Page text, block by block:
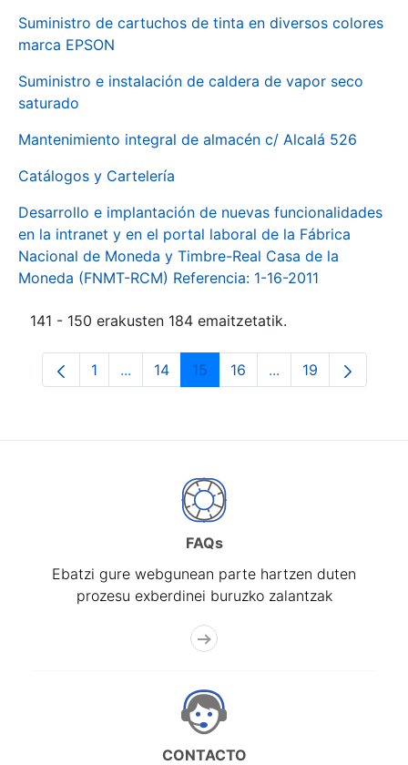
Suministro de cartuchos de tinta en diversos colores
marca EPSON
Suministro e instalación de caldera de vapor seco
saturado
Mantenimiento integral de almacén c/ Alcalá 526
Catálogos y Cartelería
Desarrollo e implantación de nuevas funcionalidades
en la intranet y en el portal laboral de la Fábrica
Nacional de Moneda y Timbre-Real Casa de la
Moneda (FNMT-RCM) Referencia: 1-16-2011
141 - 150 erakusten 184 emaitzetatik.
Orrialdea
1 ...Intermediate Pages Use TAB to navigate.
Orrialdea
14 Orrialdea
15 Orrialdea
16 ...Intermediate
Orrialdea
19
FAQs
Ebatzi gure webgunean parte hartzen duten
prozesu exberdinei buruzko zalantzak
CONTACTO